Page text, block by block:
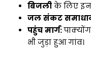
बिजलीके लिए
जल संकट
पहुंच मार्ग:
भी जुड़ा हुआ गांव।